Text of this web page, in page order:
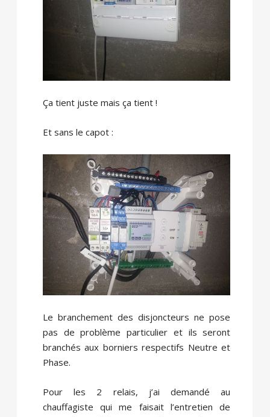
Ça tient juste mais ça tient !
Et sans le capot :
Le branchement des disjoncteurs ne pose
pas de problème particulier et ils seront
branchés aux borniers respectifs Neutre et
Phase.
Pour les 2 relais, j’ai demandé au
chauffagiste qui me faisait l’entretien de